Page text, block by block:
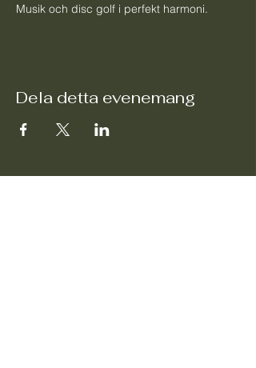
Musik och disc golf i perfekt harmoni.
Dela detta evenemang